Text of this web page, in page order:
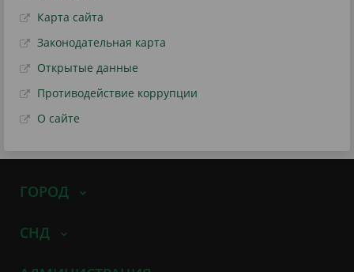
Карта сайта
Законодательная карта
Открытые данные
Противодействие коррупции
О сайте
ГОРОД
СНД